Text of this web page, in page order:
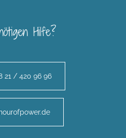
Hilfe?
21 / 420 96 96